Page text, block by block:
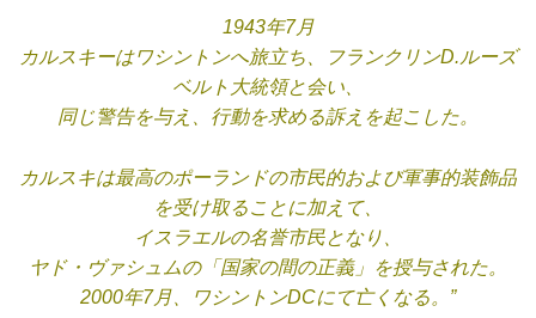
1943年7月
カルスキーはワシントンへ旅立ち、
フランクリンD.ルーズ
ベルト大統領と会い、
同じ警告を与え、 行動を求める訴えを起こした。
カルスキは最高のポーランドの市民的および軍事的装飾品
を受け取ることに加えて、
イスラエルの名誉市民となり、
ヤド・ヴァシュムの「国家の間の正義」を授与された。
2000年7月、ワシントンDCにて亡くなる。”